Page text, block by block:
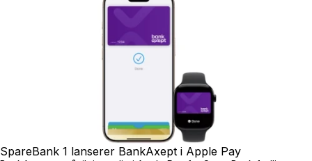
SpareBank 1 lanserer BankAxept i Apple Pay